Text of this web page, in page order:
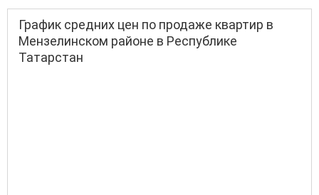
График средних цен по продаже квартир в
Мензелинском районе в Республике
Татарстан